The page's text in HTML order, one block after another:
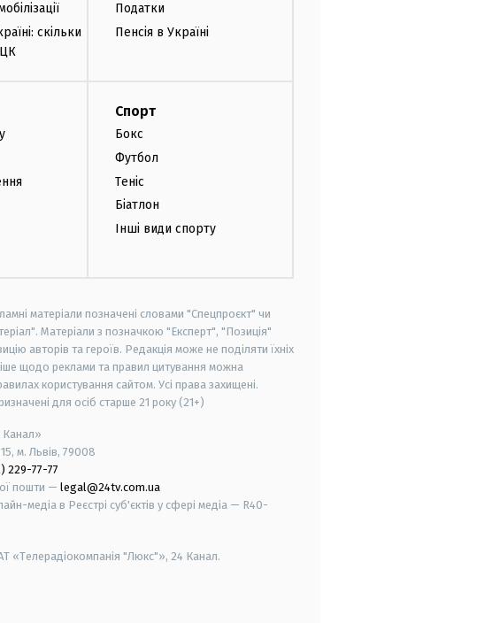
скільки
Податки
Пенсія в Україні
Спорт
Бокс
Футбол
Теніс
Біатлон
Інші види спорту
матеріали позначені словами "Спецпроєкт" чи
Матеріали з позначкою "Експерт", "Позиція"
авторів та героїв. Редакція може не поділяти їхніх
щодо реклами та правил цитування можна
користування сайтом. Усі права захищені.
для осіб старше 21 року (21+)
Канал»
м. Львів, 79008
229-77-77
пошти — legal@24tv.com.ua
медіа в Реєстрі суб'єктів у сфері медіа — R40-
«Телерадіокомпанія "Люкс"», 24 Канал.